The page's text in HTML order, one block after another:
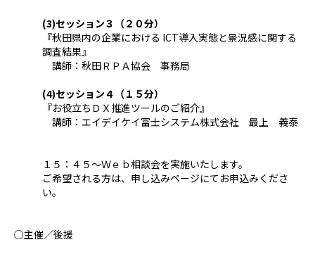
(3)セッション３（２０分）
『秋田県内の企業における ICT導入実態と景況感に関する
調査結果』
講師：秋田ＲＰＡ協会 事務局
(4)セッション４（１５分）
『お役立ちＤＸ推進ツールのご紹介』
講師：エイデイケイ富士システム株式会社 最上 義泰
１５：４５～Ｗｅｂ相談会を実施いたします。
ご希望される方は、申し込みページにてお申込みくださ
い。
○主催／後援